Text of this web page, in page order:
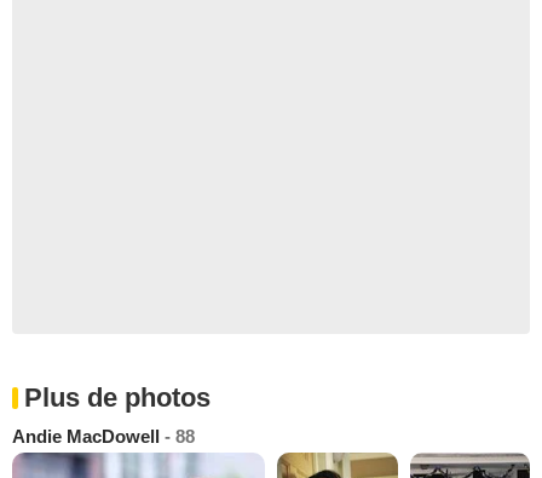
Plus de photos
Andie MacDowell - 88